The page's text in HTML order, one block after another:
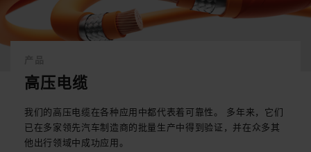
高压电缆
我们的高压电缆在各种应用中都代表着可靠性。 多年来，它们
已在多家领先汽车制造商的批量生产中得到验证，并在众多其
他出行领域中成功应用。